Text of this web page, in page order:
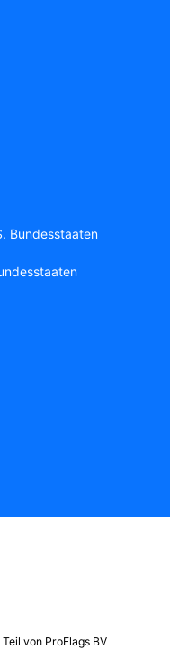
Bundesstaaten
von ProFlags BV